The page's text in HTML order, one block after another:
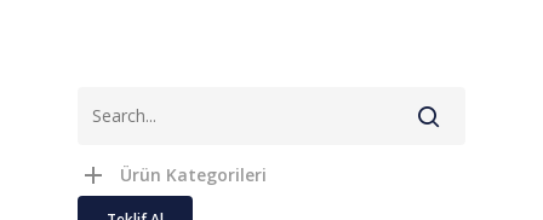
Ürün Kategorileri